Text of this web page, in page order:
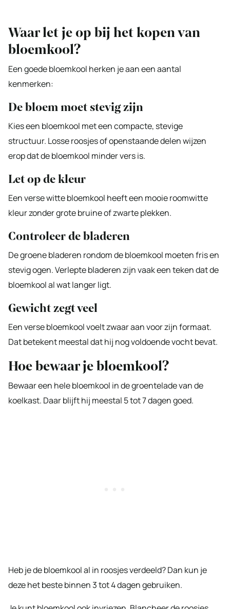
Waar let je op bij het kopen van
bloemkool?
Een goede bloemkool herken je aan een aantal
kenmerken:
De bloem moet stevig zijn
Kies een bloemkool met een compacte, stevige
structuur. Losse roosjes of openstaande delen wijzen
erop dat de bloemkool minder vers is.
Let op de kleur
Een verse witte bloemkool heeft een mooie roomwitte
kleur zonder grote bruine of zwarte plekken.
Controleer de bladeren
De groene bladeren rondom de bloemkool moeten fris en
stevig ogen. Verlepte bladeren zijn vaak een teken dat de
bloemkool al wat langer ligt.
Gewicht zegt veel
Een verse bloemkool voelt zwaar aan voor zijn formaat.
Dat betekent meestal dat hij nog voldoende vocht bevat.
Hoe bewaar je bloemkool?
Bewaar een hele bloemkool in de groentelade van de
koelkast. Daar blijft hij meestal 5 tot 7 dagen goed.
Heb je de bloemkool al in roosjes verdeeld? Dan kun je
deze het beste binnen 3 tot 4 dagen gebruiken.